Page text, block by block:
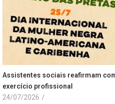
Assistentes sociais reafirmam
exercício profissional
24/07/2026 /